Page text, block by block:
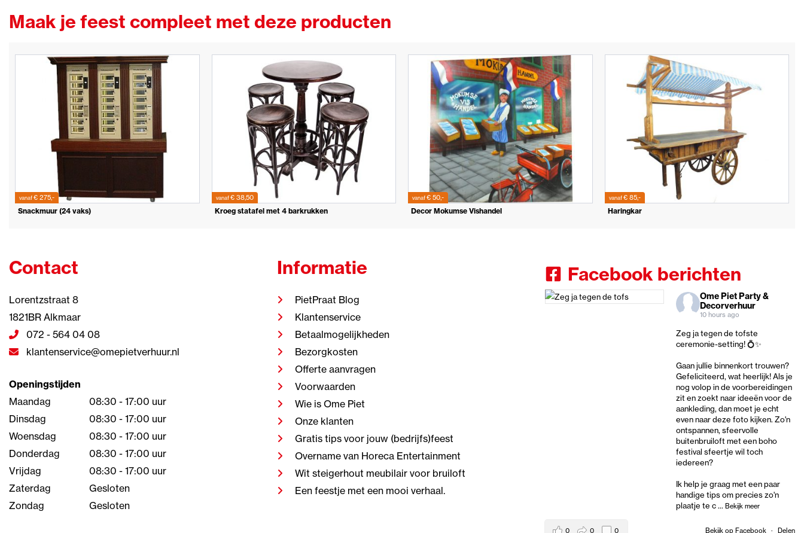
Maak je feest compleet met deze producten
vanaf€ 275,-
Snackmuur (24 vaks)
vanaf€ 38,50
Kroeg statafel met 4 barkrukken
vanaf€ 50,-
Decor Mokumse Vishandel
vanaf€ 85,-
Haringkar
Contact
Lorentzstraat 8
1821BR Alkmaar
072 - 564 04 08
klantenservice@omepietverhuur.nl
Openingstijden
Maandag
08:30 - 17:00 uur
Dinsdag
08:30 - 17:00 uur
Woensdag
08:30 - 17:00 uur
Donderdag
08:30 - 17:00 uur
Vrijdag
08:30 - 17:00 uur
Zaterdag
Gesloten
Zondag
Gesloten
Informatie
PietPraat Blog
Klantenservice
Betaalmogelijkheden
Bezorgkosten
Offerte aanvragen
Voorwaarden
Wie is Ome Piet
Onze klanten
Gratis tips voor jouw (bedrijfs)feest
Overname van Horeca Entertainment
Wit steigerhout meubilair voor bruiloft
Een feestje met een mooi verhaal.
Facebook berichten
Ome Piet Party &
Decorverhuur
10 hours ago
Zeg ja tegen de tofste
ceremonie-setting! 💍✨
Gaan jullie binnenkort trouwen?
Gefeliciteerd, wat heerlijk! Als je
nog volop in de voorbereidingen
zit en zoekt naar ideeën voor de
aankleding, dan moet je echt
even naar deze foto kijken. Zo'n
ontspannen, sfeervolle
buitenbruiloft met een boho
festival sfeertje wil toch
iedereen?
Ik help je graag met een paar
handige tips om precies zo'n
plaatje te c... Bekijk meer
Bekijk op Facebook · Delen
0 0 0